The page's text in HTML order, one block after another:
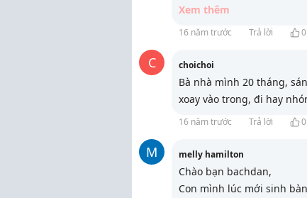
Xem thêm
16 năm trước Trả lời 0
C choichoi
Bà nhà mình 20 tháng,
xoay vào trong, đi hay
16 năm trước Trả lời 0
M melly hamilton
Chào bạn bachdan,
Con mình lúc mới sinh